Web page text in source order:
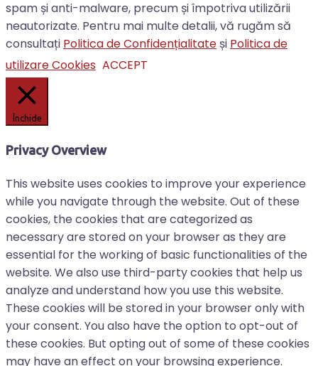
spam și anti-malware, precum și împotriva utilizării
neautorizate. Pentru mai multe detalii, vă rugăm să
consultați Politica de Confidențialitate și Politica de
utilizare Cookies ACCEPT
Închide
Privacy Overview
This website uses cookies to improve your experience
while you navigate through the website. Out of these
cookies, the cookies that are categorized as
necessary are stored on your browser as they are
essential for the working of basic functionalities of the
website. We also use third-party cookies that help us
analyze and understand how you use this website.
These cookies will be stored in your browser only with
your consent. You also have the option to opt-out of
these cookies. But opting out of some of these cookies
may have an effect on your browsing experience.